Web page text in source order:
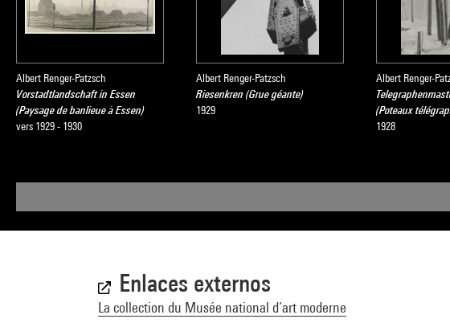
Albert Renger-Patzsch
Vorstadtlandschaft in Essen
(Paysage de banlieue à Essen)
vers 1929 - 1930
Albert Renger-Patzsch
Riesenkren (Grue géante)
1929
Albert Renger-
(Poteaux
1928
Enlaces externos
La collection du Musée national d’art moderne